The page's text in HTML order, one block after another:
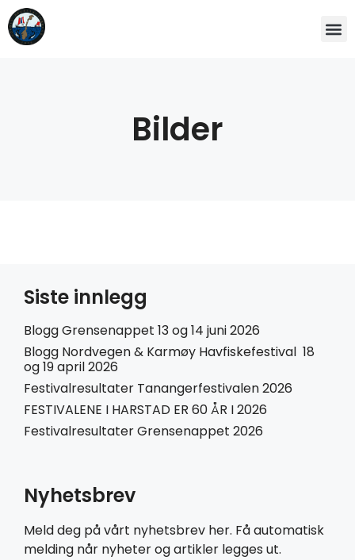
Bilder
Siste innlegg
Blogg Grensenappet 13 og 14 juni 2026
Blogg Nordvegen & Karmøy Havfiskefestival 18
og 19 april 2026
Festivalresultater Tanangerfestivalen 2026
FESTIVALENE I HARSTAD ER 60 ÅR I 2026
Festivalresultater Grensenappet 2026
Nyhetsbrev
Meld deg på vårt nyhetsbrev her. Få automatisk
melding når nyheter og artikler legges ut.